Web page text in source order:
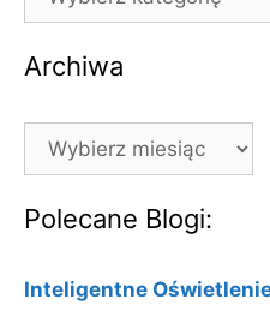
Archiwa
Archiwa
Polecane Blogi:
Inteligentne